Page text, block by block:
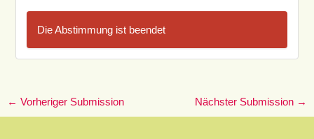
Die Abstimmung ist beendet
← Vorheriger Submission Nächster Submission →